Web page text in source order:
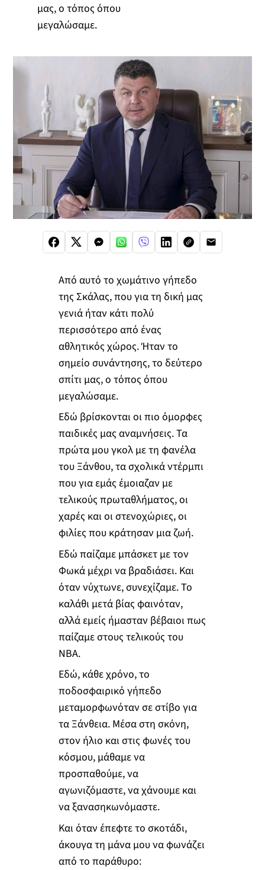
μας, ο τόπος όπου
μεγαλώσαμε.
Από αυτό το χωμάτινο γήπεδο
της Σκάλας, που για τη δική μας
γενιά ήταν κάτι πολύ
περισσότερο από ένας
αθλητικός χώρος. Ήταν το
σημείο συνάντησης, το δεύτερο
σπίτι μας, ο τόπος όπου
μεγαλώσαμε.
Εδώ βρίσκονται οι πιο όμορφες
παιδικές μας αναμνήσεις. Τα
πρώτα μου γκολ με τη φανέλα
του Ξάνθου, τα σχολικά ντέρμπι
που για εμάς έμοιαζαν με
τελικούς πρωταθλήματος, οι
χαρές και οι στενοχώριες, οι
φιλίες που κράτησαν μια ζωή.
Εδώ παίζαμε μπάσκετ με τον
Φωκά μέχρι να βραδιάσει. Και
όταν νύχτωνε, συνεχίζαμε. Το
καλάθι μετά βίας φαινόταν,
αλλά εμείς ήμασταν βέβαιοι πως
παίζαμε στους τελικούς του
ΝΒΑ.
Εδώ, κάθε χρόνο, το
ποδοσφαιρικό γήπεδο
μεταμορφωνόταν σε στίβο για
τα Ξάνθεια. Μέσα στη σκόνη,
στον ήλιο και στις φωνές του
κόσμου, μάθαμε να
προσπαθούμε, να
αγωνιζόμαστε, να χάνουμε και
να ξανασηκωνόμαστε.
Και όταν έπεφτε το σκοτάδι,
άκουγα τη μάνα μου να φωνάζει
από το παράθυρο: